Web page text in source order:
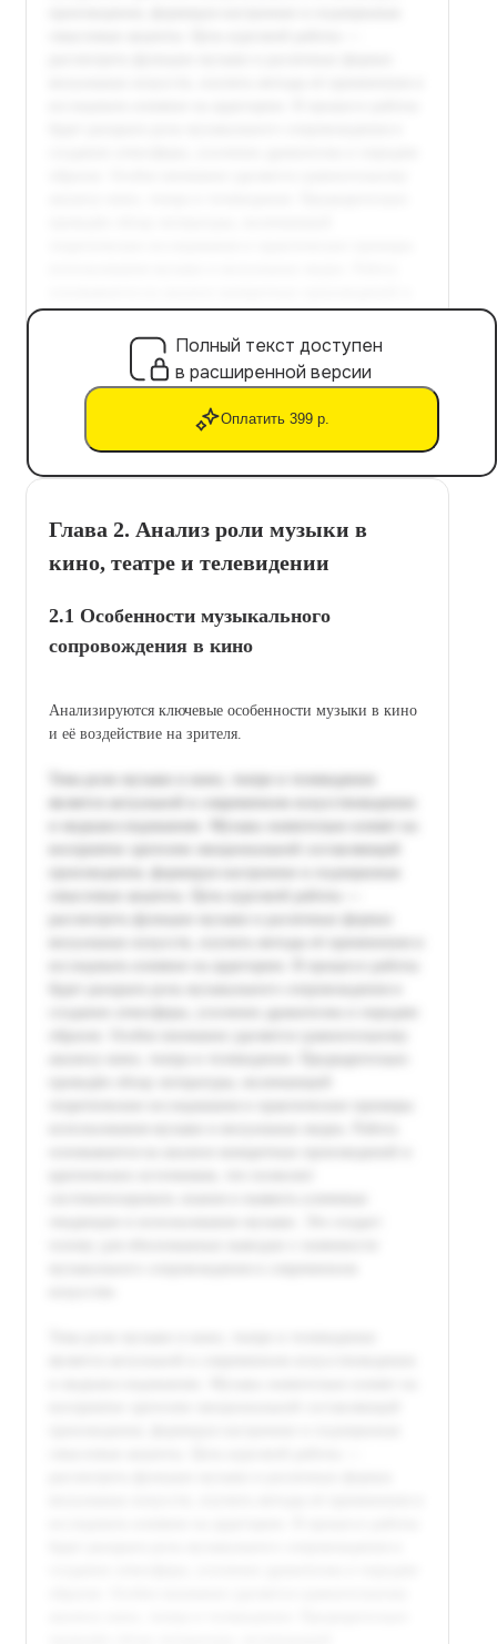
Полный текст доступен
в расширенной версии
Оплатить 399 р.
Глава 2. Анализ роли музыки в
кино, театре и телевидении
2.1 Особенности музыкального
сопровождения в кино
Анализируются ключевые особенности музыки в кино
и её воздействие на зрителя.